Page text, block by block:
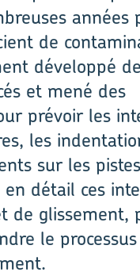
années
de
développé
et mené des
prévoir les
les
sur les
détail ces
de glissement,
le processus